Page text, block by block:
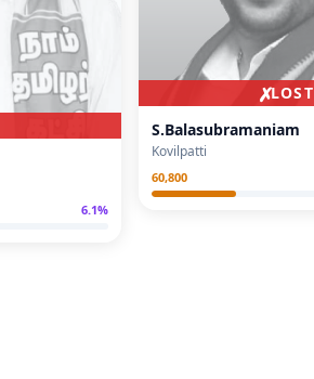
6.1%
✗LOST
S.Balasubramaniam
Kovilpatti
60,800